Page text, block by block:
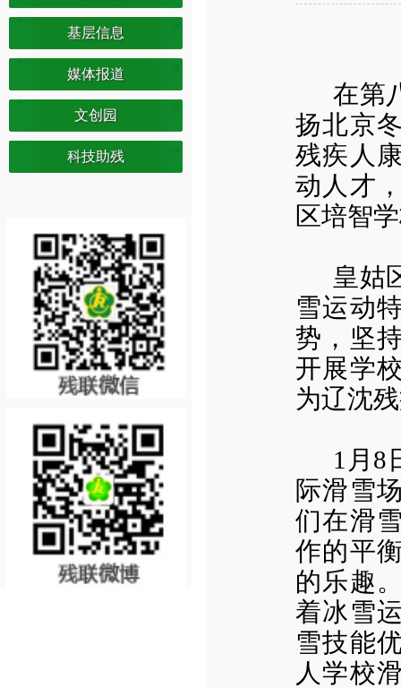
基层信息
媒体报道
文创园
科技助残
在第
扬北京
残疾人
动人才
区培智
皇姑
雪运动
势，坚
开展学
为辽沈
1月8
际滑雪
们在滑
作的平
的乐趣
着冰雪
雪技能
人学校